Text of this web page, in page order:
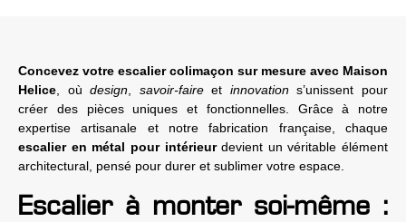
Concevez votre escalier colimaçon sur mesure avec Maison
Helice , oùdesign savoir-faireet innovations’unissent pour
créer des pièces uniques et fonctionnelles. Grâce à notre
expertise artisanale et notre fabrication française, chaque
escalier en métal pour intérieurdevient un véritable élément
architectural, pensé pour durer et sublimer votre espace.
Escalier à monter soi-même :